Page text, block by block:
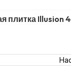
плитка Illusion